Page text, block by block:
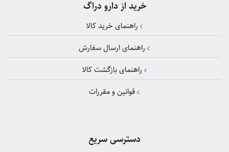
خرید از دارو دراگ
راهنمای خرید کالا
راهنمای ارسال سفارش
راهنمای بازگشت کالا
قوانین و مقررات
دسترسی سریع